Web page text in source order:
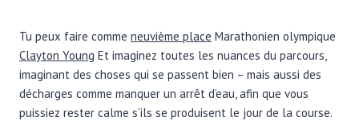
Tu peux faire comme neuvième place Marathonien olympique
Clayton Young Et imaginez toutes les nuances du parcours,
imaginant des choses qui se passent bien – mais aussi des
décharges comme manquer un arrêt d’eau, afin que vous
puissiez rester calme s’ils se produisent le jour de la course.